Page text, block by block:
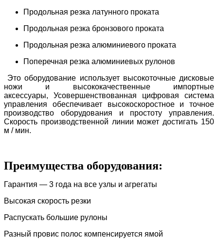
Продольная резка латунного проката
Продольная резка бронзового проката
Продольная резка алюминиевого проката
Поперечная резка алюминиевых рулонов
Это оборудование использует высокоточные дисковые
ножи и высококачественные импортные
аксессуары, Усовершенствованная цифровая система
управления обеспечивает высокоскоростное и точное
производство оборудования и простоту управления.
Скорость производственной линии может достигать 150
м / мин.
Преимущества оборудования:
Гарантия — 3 года на все узлы и агрегаты
Высокая скорость резки
Распускать большие рулоны
Разный провис полос компенсируется ямой